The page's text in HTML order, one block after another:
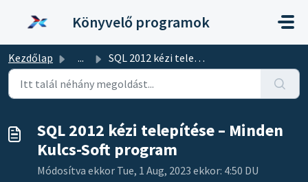
Könyvelő programok
Kezdőlap ... SQL 2012 kézi telepítése – Minden Kulcs-Soft program
SQL 2012 kézi telepítése – Minden
Kulcs-Soft program
Módosítva ekkor Tue, 1 Aug, 2023 ekkor: 4:50 DU